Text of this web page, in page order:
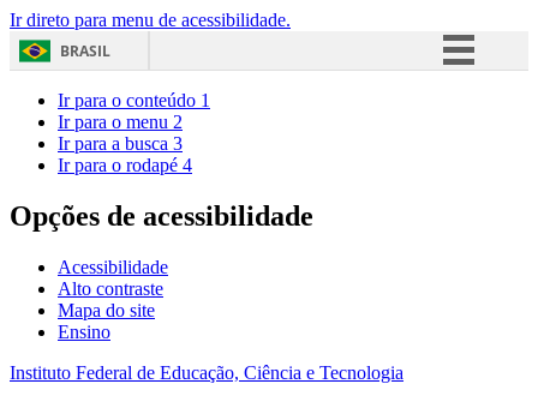
Ir direto para menu de acessibilidade.
BRASIL
Acesso à informação
Ir para o conteúdo 1
Ir para o menu 2
Ir para a busca 3
Ir para o rodapé 4
Opções de acessibilidade
Acessibilidade
Alto contraste
Mapa do site
Ensino
Instituto Federal de Educação, Ciência e Tecnologia